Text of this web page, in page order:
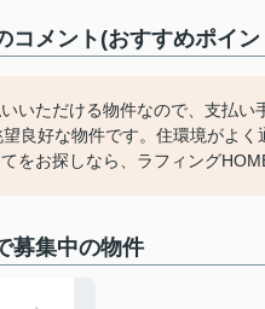
コメント(おすすめポイン
いただける物件なので、支払
良好な物件です。住環境がよ
をお探しなら、ラフィング
募集中の物件